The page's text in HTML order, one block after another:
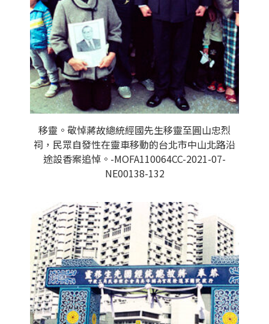
移靈。敬悼蔣故總統經國先生移靈至圓山忠烈
祠，民眾自發性在靈車移動的台北市中山北路沿
途設香案追悼。-MOFA110064CC-2021-07-
NE00138-132